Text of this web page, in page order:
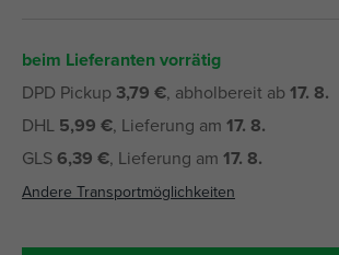
beim Lieferanten vorrätig
DPD Pickup 3,79 €, abholbereit ab 17. 8.
DHL 5,99 €, Lieferung am 17. 8.
GLS6,39 €, Lieferung am 17. 8.
Andere Transportmöglichkeiten